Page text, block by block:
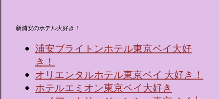
新浦安のホテル大好き！
浦安ブライトンホテル東京ベイ大好
き！
オリエンタルホテル東京ベイ 大好き！
ホテルエミオン東京ベイ大好き